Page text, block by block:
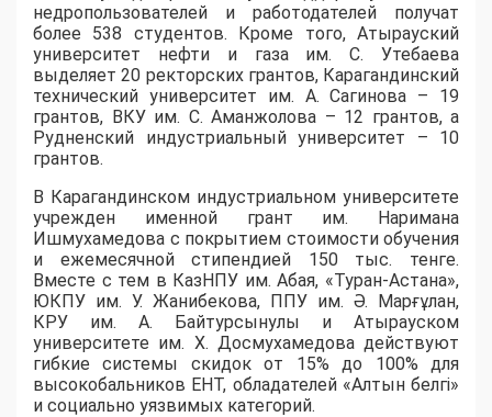
недропользователей и работодателей получат
более 538 студентов. Кроме того, Атырауский
университет нефти и газа им. С. Утебаева
выделяет 20 ректорских грантов, Карагандинский
технический университет им. А. Сагинова – 19
грантов, ВКУ им. С. Аманжолова – 12 грантов, а
Рудненский индустриальный университет – 10
грантов.
​В Карагандинском индустриальном университете
учрежден именной грант им. Наримана
Ишмухамедова с покрытием стоимости обучения
и ежемесячной стипендией 150 тыс. тенге.
Вместе с тем в КазНПУ им. Абая, «Туран-Астана»,
ЮКПУ им. У. Жанибекова, ППУ им. Ә. Марғұлан,
КРУ им. А. Байтурсынулы и Атырауском
университете им. Х. Досмухамедова действуют
гибкие системы скидок от 15% до 100% для
высокобальников ЕНТ, обладателей «Алтын белгі»
и социально уязвимых категорий.